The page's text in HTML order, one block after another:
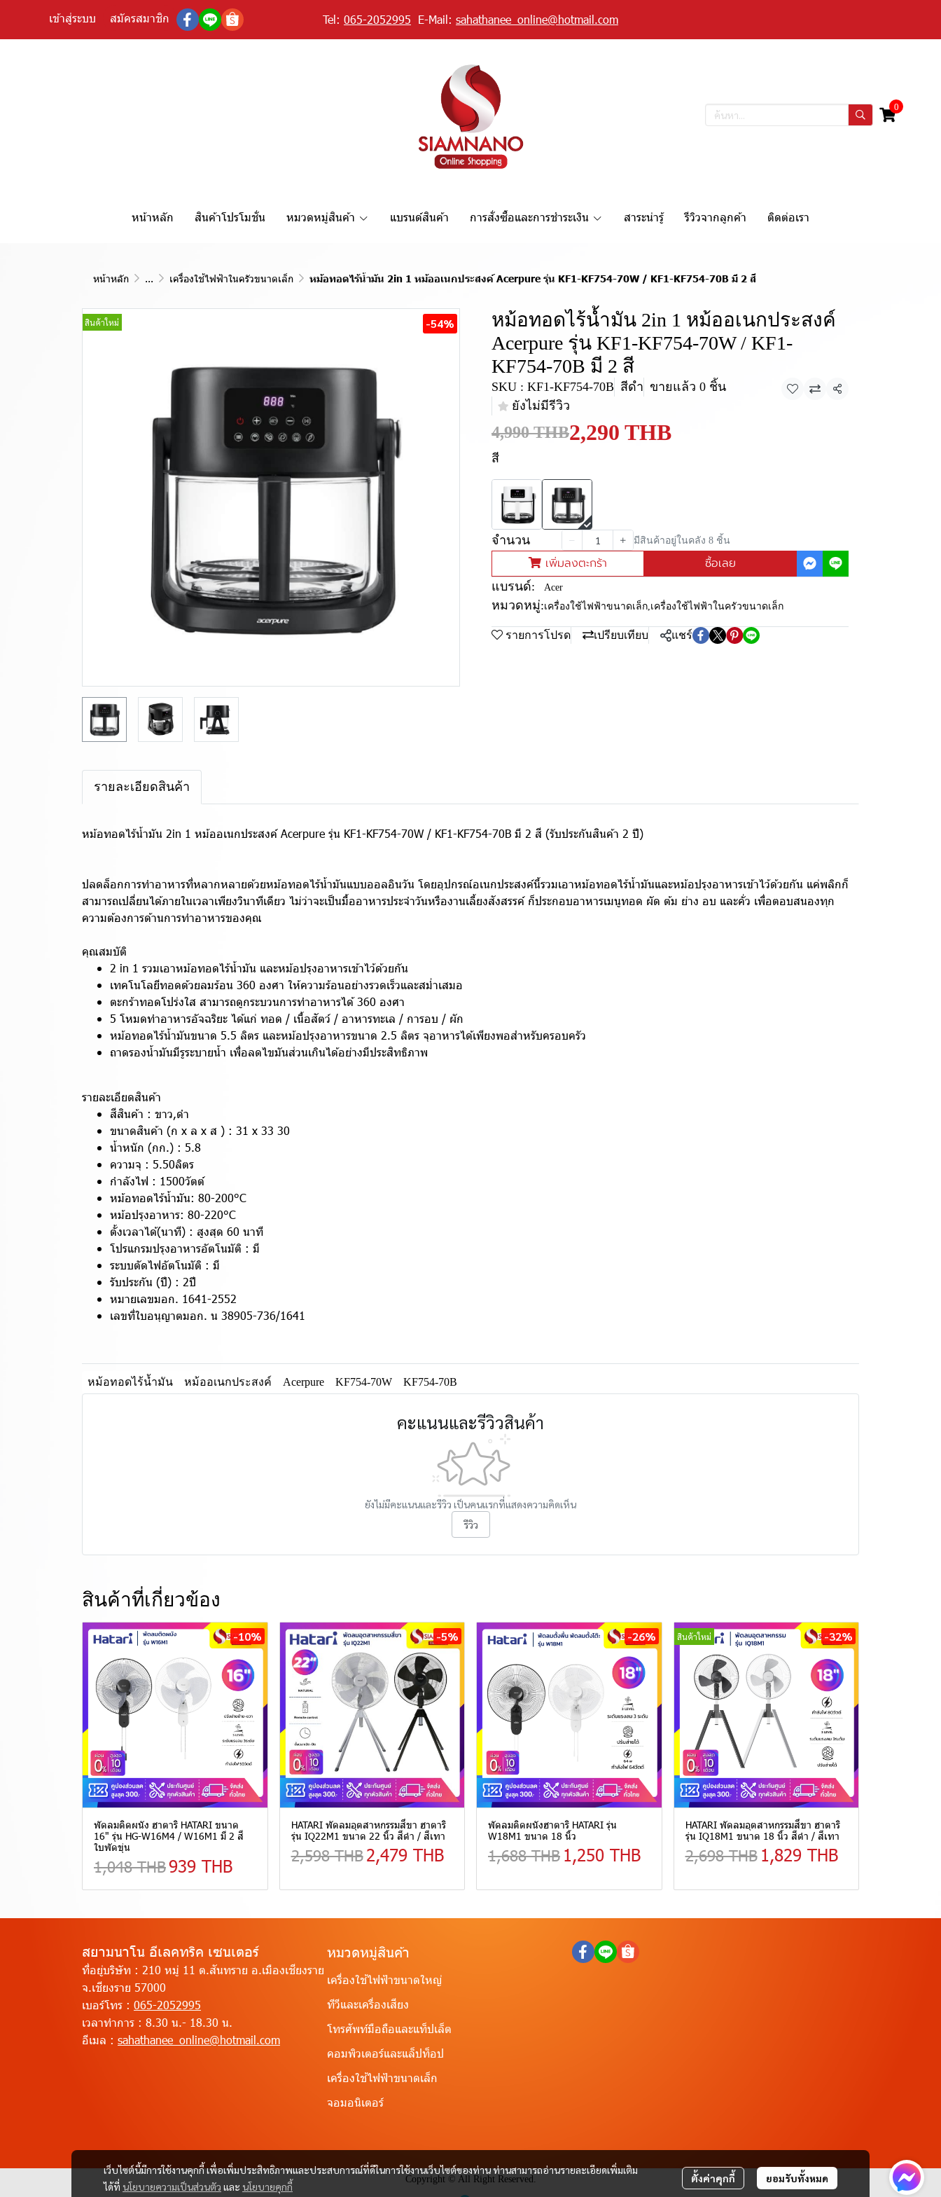
เข้าสู่ระบบ สมัครสมาชิก Tel: 065-2052995 E-Mail: sahathanee_online@hotmail.com
0
หน้าหลัก สินค้าโปรโมชั่น หมวดหมู่สินค้า แบรนด์สินค้า การสั่งซื้อและการชำระเงิน สาระน่ารู้ รีวิวจากลูกค้า ติดต่อเรา
หน้าหลัก ... เครื่องใช้ไฟฟ้าในครัวขนาดเล็ก หม้อทอดไร้น้ำมัน 2in 1 หม้ออเนกประสงค์ Acerpure รุ่น KF1-KF754-70W / KF1-KF754-70B มี 2 สี
สินค้าใหม่ -54%
หม้อทอดไร้น้ำมัน 2in 1 หม้ออเนกประสงค์
Acerpure รุ่น KF1-KF754-70W / KF1-
KF754-70B มี 2 สี
SKU : KF1-KF754-70B สีดำ ขายแล้ว 0 ชิ้น
ยังไม่มีรีวิว
แชร์
4,990 THB2,290 THB
สี
จำนวน มีสินค้าอยู่ในคลัง 8 ชิ้น
เพิ่มลงตะกร้า ซื้อเลย
แบรนด์: Acer
หมวดหมู่:เครื่องใช้ไฟฟ้าขนาดเล็ก,เครื่องใช้ไฟฟ้าในครัวขนาดเล็ก
รายการโปรด เปรียบเทียบ แชร์
รายละเอียดสินค้า
หม้อทอดไร้น้ำมัน 2in 1 หม้ออเนกประสงค์ Acerpure รุ่น KF1-KF754-70W / KF1-KF754-70B มี 2 สี (รับประกันสินค้า 2 ปี)
ปลดล็อกการทำอาหารที่หลากหลายด้วยหม้อทอดไร้น้ำมันแบบออลอินวัน โดยอุปกรณ์อเนกประสงค์นี้รวมเอาหม้อทอดไร้น้ำมันและหม้อปรุงอาหารเข้าไว้ด้วยกัน แค่พลิกก็
สามารถเปลี่ยนได้ภายในเวลาเพียงวินาทีเดียว ไม่ว่าจะเป็นมื้ออาหารประจำวันหรืองานเลี้ยงสังสรรค์ ก็ประกอบอาหารเมนูทอด ผัด ต้ม ย่าง อบ และคั่ว เพื่อตอบสนองทุก
ความต้องการด้านการทำอาหารของคุณ
คุณสมบัติ
2 in 1 รวมเอาหม้อทอดไร้น้ำมัน และหม้อปรุงอาหารเข้าไว้ด้วยกัน
เทคโนโลยีทอดด้วยลมร้อน 360 องศา ให้ความร้อนอย่างรวดเร็วและสม่ำเสมอ
ตะกร้าทอดโปร่งใส สามารถดูกระบวนการทำอาหารได้ 360 องศา
5 โหมดทำอาหารอัจฉริยะ ได้แก่ ทอด / เนื้อสัตว์ / อาหารทะเล / การอบ / ผัก
หม้อทอดไร้น้ำมันขนาด 5.5 ลิตร และหม้อปรุงอาหารขนาด 2.5 ลิตร จุอาหารได้เพียงพอสำหรับครอบครัว
ถาดรองน้ำมันมีรูระบายน้ำ เพื่อลดไขมันส่วนเกินได้อย่างมีประสิทธิภาพ
รายละเอียดสินค้า
สีสินค้า : ขาว,ดำ
ขนาดสินค้า (ก x ล x ส ) : 31 x 33 30
น้ำหนัก (กก.) : 5.8
ความจุ : 5.50ลิตร
กำลังไฟ : 1500วัตต์
หม้อทอดไร้น้ำมัน: 80-200°C
หม้อปรุงอาหาร: 80-220°C
ตั้งเวลาได้(นาที) : สูงสุด 60 นาที
โปรแกรมปรุงอาหารอัตโนมัติ : มี
ระบบตัดไฟอัตโนมัติ : มี
รับประกัน (ปี) : 2ปี
หมายเลขมอก. 1641-2552
เลขที่ใบอนุญาตมอก. น 38905-736/1641
หม้อทอดไร้น้ำมัน หม้ออเนกประสงค์ Acerpure KF754-70W KF754-70B
คะแนนและรีวิวสินค้า
ยังไม่มีคะแนนและรีวิว เป็นคนแรกที่แสดงความคิดเห็น
รีวิว
สินค้าที่เกี่ยวข้อง
-10%
พัดลมติดผนัง ฮาตาริ HATARI ขนาด
16" รุ่น HG-W16M4 / W16M1 มี 2 สี
ใบพัดขุ่น
1,048 THB939 THB
-5%
HATARI พัดลมอุตสาหกรรมสี่ขา ฮาตาริ
รุ่น IQ22M1 ขนาด 22 นิ้ว สีดำ / สีเทา
2,598 THB 2,479 THB
-26%
พัดลมติดผนังฮาตาริ HATARI รุ่น
W18M1 ขนาด 18 นิ้ว
1,688 THB 1,250 THB
สินค้าใหม่ -32%
HATARI พัดลมอุตสาหกรรมสี่ขา ฮาตาริ
รุ่น IQ18M1 ขนาด 18 นิ้ว สีดำ / สีเทา
2,698 THB 1,829 THB
เว็บไซต์นี้มีการใช้งานคุกกี้ เพื่อเพิ่มประสิทธิภาพและประสบการณ์ที่ดีในการใช้งานเว็บไซต์ของท่าน ท่านสามารถอ่านรายละเอียดเพิ่มเติม
ได้ที่ นโยบายความเป็นส่วนตัว และ นโยบายคุกกี้
ตั้งค่าคุกกี้ ยอมรับทั้งหมด
สยามนาโน อีเลคทริค เซนเตอร์
ที่อยู่บริษัท : 210 หมู่ 11 ต.สันทราย อ.เมืองเชียงราย
จ.เชียงราย 57000
เบอร์โทร : 065-2052995
เวลาทำการ : 8.30 น.- 18.30 น.
อีเมล : sahathanee_online@hotmail.com
หมวดหมู่สินค้า
เครื่องใช้ไฟฟ้าขนาดใหญ่
ทีวีและเครื่องเสียง
โทรศัพท์มือถือและแท็ปเล็ต
คอมพิวเตอร์และแล็ปท็อป
เครื่องใช้ไฟฟ้าขนาดเล็ก
จอมอนิเตอร์
Copyright © All Right Reserved.